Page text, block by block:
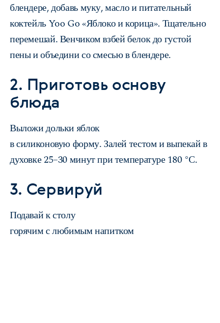
блендере, добавь муку, масло и питательный
коктейль Yoo Go «Яблоко и корица». Тщательно
перемешай. Венчиком взбей белок до густой
пены и объедини со смесью в блендере.
2. Приготовь основу
блюда
Выложи дольки яблок
в силиконовую форму. Залей тестом и выпекай в
духовке 25–30 минут при температуре 180 °С.
3. Сервируй
Подавай к столу
горячим с любимым напитком